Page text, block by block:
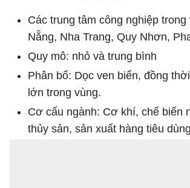
Các trung tâm công nghiệp
Nẵng, Nha Trang, Quy Nhơn,
Quy mô: nhỏ và trung bình
Phân bố: Dọc ven biển, đồng
lớn trong vùng.
Cơ cấu ngành: Cơ khí, chế biến
thủy sản, sản xuất hàng tiêu